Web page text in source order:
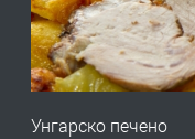
Унгарско печено